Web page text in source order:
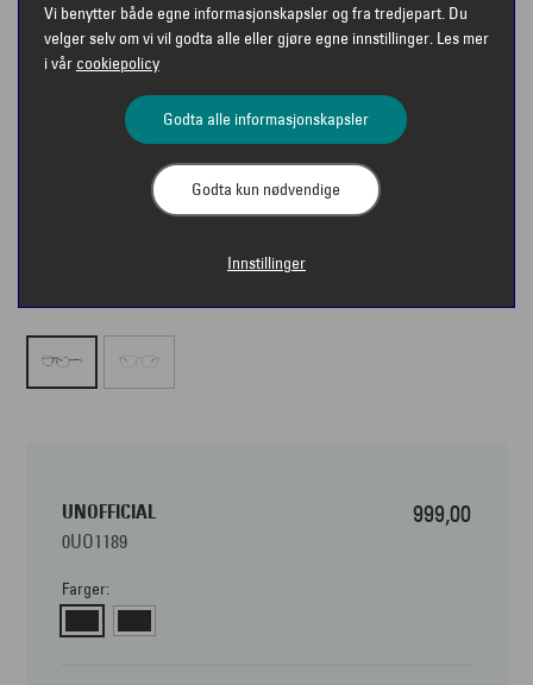
UNOFFICIAL
0UO1189
999,00
Farger:
Vi benytter både egne informasjonskapsler og fra tredjepart. Du
velger selv om vi vil godta alle eller gjøre egne innstillinger. Les mer
i vår cookiepolicy
Godta alle informasjonskapsler
Godta kun nødvendige
Innstillinger